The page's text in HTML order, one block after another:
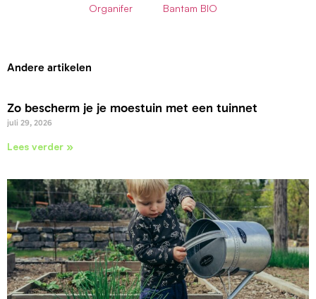
Organifer
Bantam BIO
Andere artikelen
Zo bescherm je je moestuin met een tuinnet
juli 29, 2026
Lees verder »